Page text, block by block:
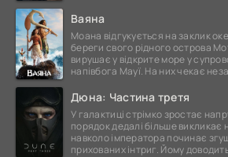
Ваяна
Моана відгукується на заклик
береги свого рідного острова
вирушає у відкрите море у
напівбога Мауї. На них чекає
Дюна: Частина третя
У галактиці стрімко зростає
порядок дедалі більше викликає
навколо імператора починає
прихованих інтриг. Йому